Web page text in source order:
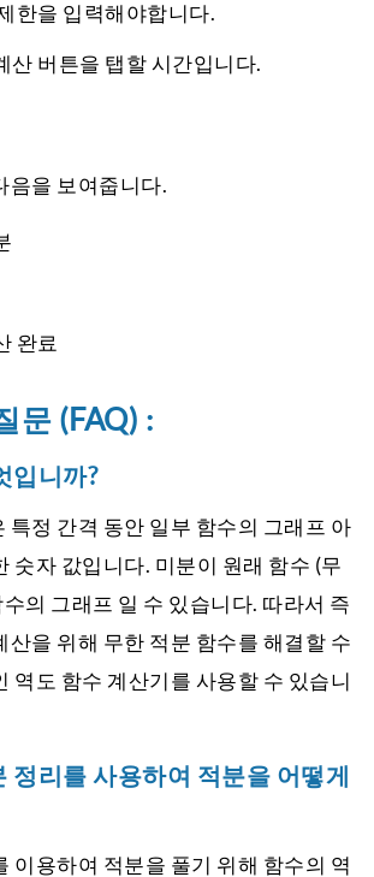
한을 입력해야합니다.
산 버튼을 탭할 시간입니다.
음을 보여줍니다.
완료
문 (FAQ) :
입니까?
특정 간격 동안 일부 함수의 그래프 아
숫자 값입니다. 미분이 원래 함수 (무
의 그래프 일 수 있습니다. 따라서 즉
산을 위해 무한 적분 함수를 해결할 수
역도 함수 계산기를 사용할 수 있습니
정리를 사용하여 적분을 어떻게
이용하여 적분을 풀기 위해 함수의 역